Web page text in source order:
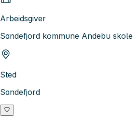
Arbeidsgiver
Sandefjord kommune Andebu skole
Sted
Sandefjord